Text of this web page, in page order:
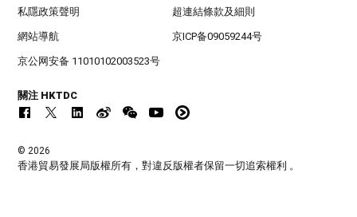
私隱政策聲明 超連結條款及細則
網站導航 京ICP备09059244号
京公网安备 11010102003523号
關注 HKTDC
© 2026
香港貿易發展局版權所有，對違反版權者保留一切追索權利 。